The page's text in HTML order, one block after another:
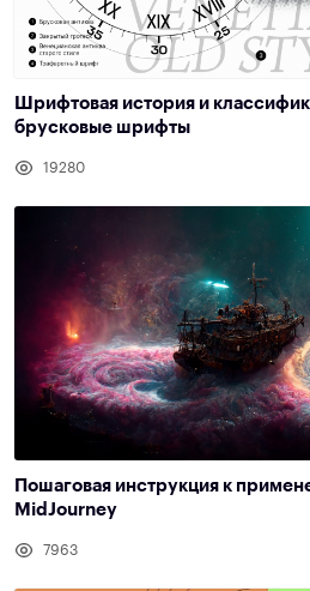
Шрифтовая история и
брусковые шрифты
19280
Пошаговая инструкция к
MidJourney
7963